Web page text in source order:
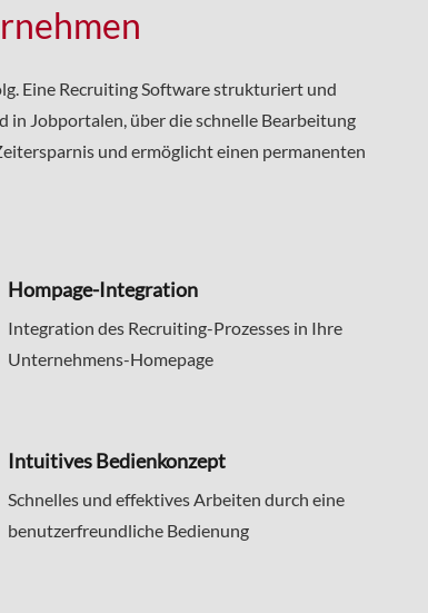
Eine Recruiting Software strukturiert und
in Jobportalen, über die schnelle Bearbeitung
und ermöglicht einen permanenten
Hompage-Integration
Integration des Recruiting-Prozesses in Ihre
Unternehmens-Homepage
Intuitives Bedienkonzept
Schnelles und effektives Arbeiten durch eine
benutzerfreundliche Bedienung